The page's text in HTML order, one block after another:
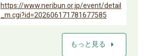
https://www.neribun.or.jp/event/detail
_m.cgi?id=202606171781677585
もっと見る arrow_right